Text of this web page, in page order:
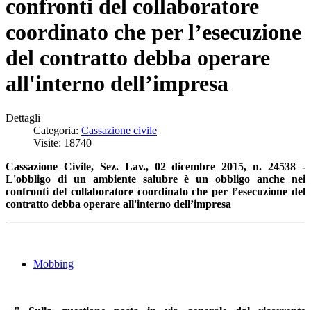
confronti del collaboratore
coordinato che per l’esecuzione
del contratto debba operare
all'interno dell’impresa
Dettagli
Categoria: Cassazione civile
Visite: 18740
Cassazione Civile, Sez. Lav., 02 dicembre 2015, n. 24538 -
L'obbligo di un ambiente salubre èun obbligo anche nei
confronti del collaboratore coordinato che per l’esecuzione del
contratto debba operare all'interno dell’impresa
Mobbing